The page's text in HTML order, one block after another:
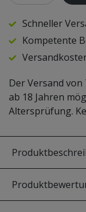
TRADI SHISHA
Schneller
Kompetente
Der Versand
ab 18 Jahren
Altersprüfung.